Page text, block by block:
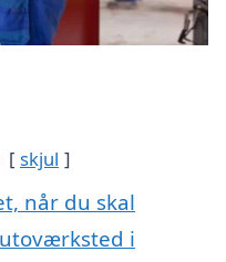
skjul
når du skal
i